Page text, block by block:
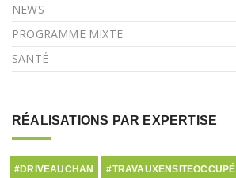
NEWS
PROGRAMME MIXTE
SANTÉ
RÉALISATIONS PAR EXPERTISE
#DRIVEAUCHAN #TRAVAUXENSITEOCCUPÉ